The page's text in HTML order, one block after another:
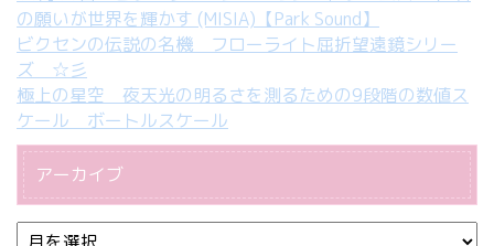
の願いが世界を輝かす (MISIA)【Park Sound】
ビクセンの伝説の名機 フローライト屈折望遠鏡シリー
ズ ☆彡
極上の星空 夜天光の明るさを測るための9段階の数値ス
ケール ボートルスケール
アーカイブ